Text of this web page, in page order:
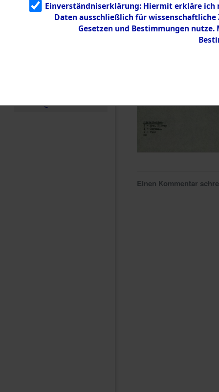
g
5.3.3
Todesmärsch
e
Einen Kommentar
Einverständniserklärung: Hiermit erkläre ich
Daten ausschließlich für
Gesetzen und Bestimmungen